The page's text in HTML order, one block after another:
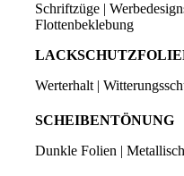
Schriftzüge |
Flottenbeklebung
Werterhalt |
SCHEIBENTÖNUNG
Dunkle Folien |